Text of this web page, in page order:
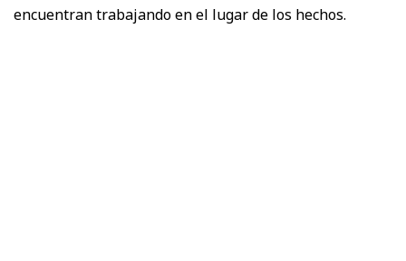
encuentran trabajando en el lugar de los hechos.